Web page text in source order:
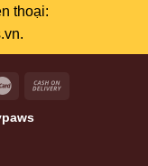
thoại: